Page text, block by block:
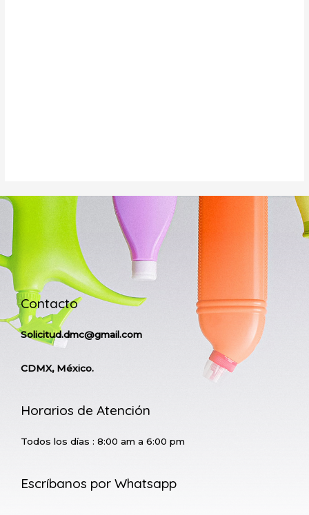
Contacto
Solicitud.dmc@gmail.com
CDMX, México.
Horarios de Atención
Todos los días : 8:00 am a 6:00 pm
Escríbanos por Whatsapp